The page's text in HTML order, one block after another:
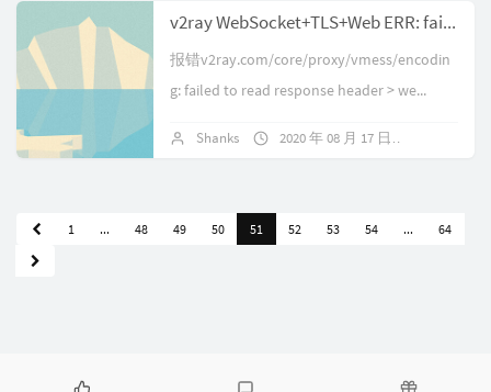
v2ray WebSocket+TLS+Web ERR: failed to read response header > websocket: close 1000
报错v2ray.com/core/proxy/vmess/encodin
g: failed to read response header > we...
Shanks 2020 年 08 月 17 日
1 ... 48 49 50 51 52 53 54 ... 64